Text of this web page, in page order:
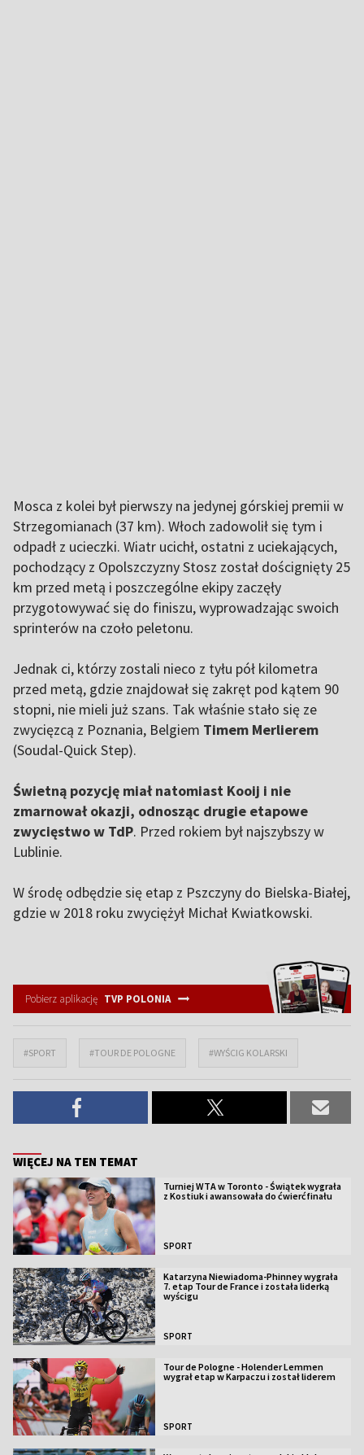
Mosca z kolei był pierwszy na jedynej górskiej premii w
Strzegomianach (37 km). Włoch zadowolił się tym i
odpadł z ucieczki. Wiatr ucichł, ostatni z uciekających,
pochodzący z Opolszczyzny Stosz został doścignięty 25
km przed metą i poszczególne ekipy zaczęły
przygotowywać się do finiszu, wyprowadzając swoich
sprinterów na czoło peletonu.
Jednak ci, którzy zostali nieco z tyłu pół kilometra
przed metą, gdzie znajdował się zakręt pod kątem 90
stopni, nie mieli już szans. Tak właśnie stało się ze
zwycięzcą z Poznania, Belgiem Timem Merlierem
(Soudal-Quick Step).
Świetną pozycję miał natomiast Kooij i nie
zmarnował okazji, odnosząc drugie etapowe
zwycięstwo w TdP. Przed rokiem był najszybszy w
Lublinie.
W środę odbędzie się etap z Pszczyny do Bielska-Białej,
gdzie w 2018 roku zwyciężył Michał Kwiatkowski.
Pobierz aplikację TVP POLONIA
#SPORT #TOUR DE POLOGNE #WYŚCIG KOLARSKI
WIĘCEJ NA TEN TEMAT
Turniej WTA w Toronto - Świątek wygrała
z Kostiuk i awansowała do ćwierćfinału
SPORT
Katarzyna Niewiadoma-Phinney wygrała
7. etap Tour de France i została liderką
wyścigu
SPORT
Tour de Pologne - Holender Lemmen
wygrał etap w Karpaczu i został liderem
SPORT